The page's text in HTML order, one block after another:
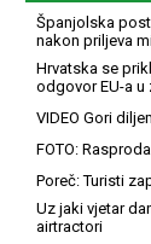
Španjolska
nakon priljeva
Hrvatska se
odgovor EU-a
VIDEO Gori
FOTO:
Poreč: Turisti
Uz jaki vjetar
airtractori